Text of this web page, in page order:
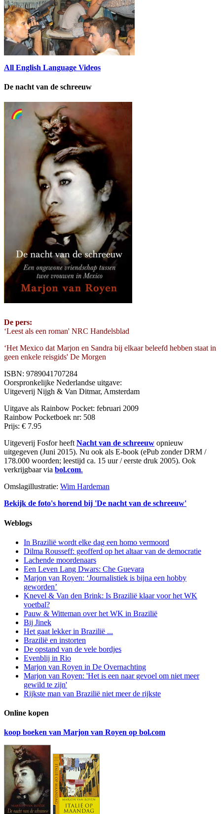
All English Language Videos
De nacht van de schreeuw
De pers:
‘Leest als een roman' NRC Handelsblad
‘Het Mexico dat Marjon en Sandra bij elkaar beleefd hebben staat in
geen enkele reisgids' De Morgen
ISBN: 9789041707284
Oorspronkelijke Nederlandse uitgave:
Uitgeverij Nijgh & Van Ditmar, Amsterdam
Uitgave als Rainbow Pocket: februari 2009
Rainbow Pocketboek nr: 508
Prijs: € 7.95
Uitgeverij Fosfor heeft Nacht van de schreeuw opnieuw
uitgegeven (Juni 2015). Nu ook als E-book (ePub zonder DRM /
178.000 woorden; leestijd ca. 15 uur / eerste druk 2005). Ook
verkrijgbaar via bol.com.
Omslagillustratie: Wim Hardeman
Bekijk de foto's horend bij 'De nacht van de schreeuw'
Weblogs
In Brazilië wordt elke dag een homo vermoord
Dilma Rousseff: geofferd op het altaar van de democratie
Lachende moordenaars
Een Leven Lang Dwars: Che Guevara
Marjon van Royen: ‘Journalistiek is bijna een hobby
geworden’
Knevel & Van den Brink: Is Brazilië klaar voor het WK
voetbal?
Pauw & Witteman over het WK in Brazilië
Bij Jinek
Het gaat lekker in Brazilië ...
Brazilië en instorten
De opstand van de vele bordjes
Evenblij in Rio
Marjon van Royen in De Overnachting
Marjon van Royen: 'Het is een naar gevoel om niet meer
gewild te zijn'
Rijkste man van Brazilië niet meer de rijkste
Online kopen
koop boeken van Marjon van Royen op bol.com